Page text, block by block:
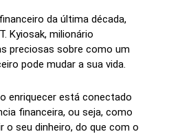
da última década,
Kyiosak, milionário
preciosas sobre como um
pode mudar a sua vida.
enriquecer está conectado
financeira, ou seja, como
o seu dinheiro, do que com o